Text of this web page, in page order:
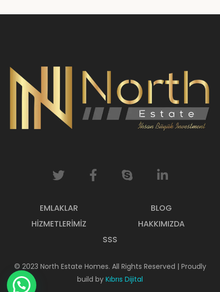
EMLAKLAR
BLOG
HIZMETLERIMIZ
HAKKIMIZDA
SSS
© 2023 North Estate Homes. All Rights Reserved | Proudly
build by Kıbrıs Dijital